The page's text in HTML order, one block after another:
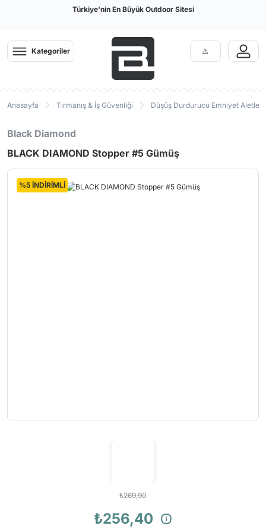
Türkiye'nin En Büyük Outdoor Sitesi
Kategoriler
Anasayfa Tırmanış & İş Güvenliği Düşüş Durdurucu Emniyet Aletleri
Black Diamond
BLACK DIAMOND Stopper #5 Gümüş
%5 İNDİRİMLİ
₺269,90
₺256,40